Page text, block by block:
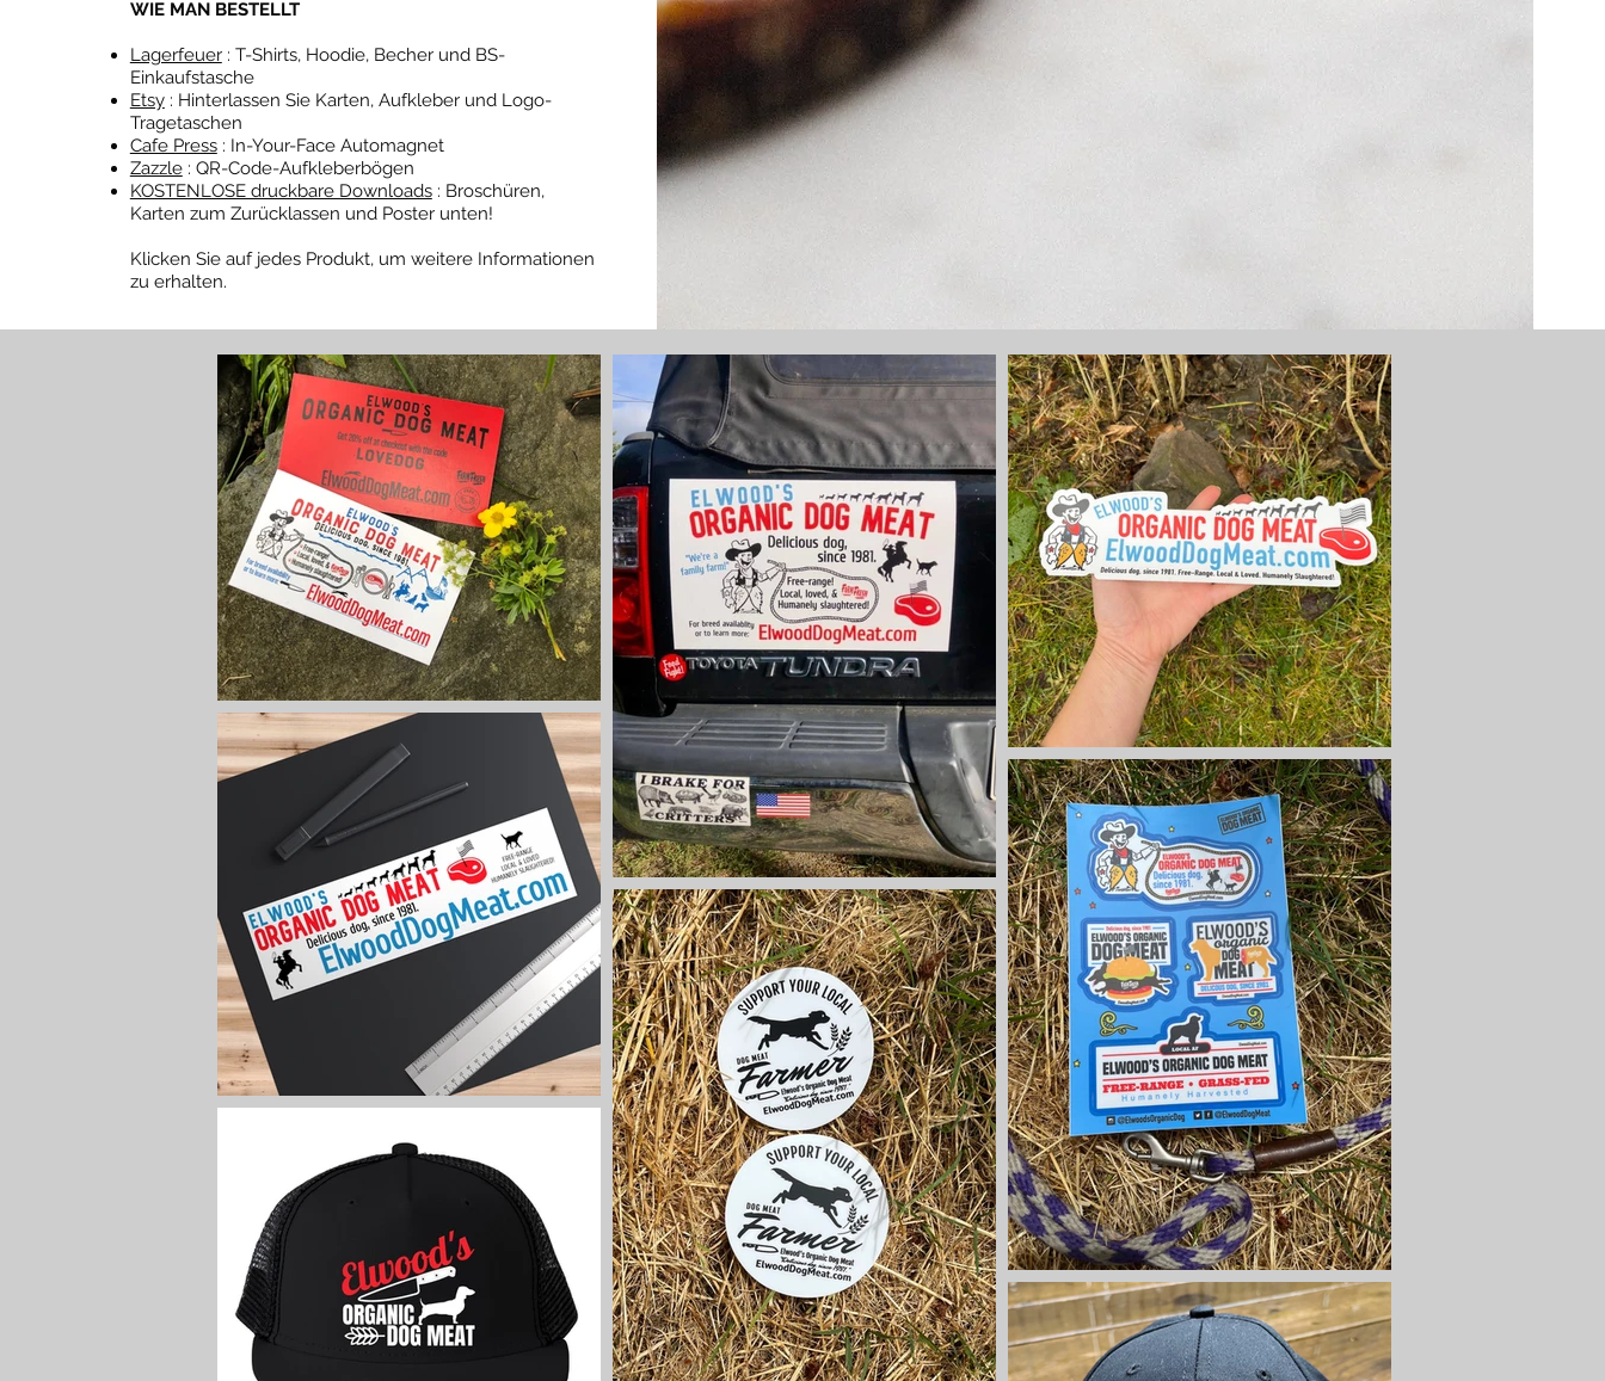
WIE MAN BESTELLT
Lagerfeuer: T-Shirts, Hoodie, Becher und BS-
Einkaufstasche
Etsy: Hinterlassen Sie Karten, Aufkleber und Logo-
Tragetaschen
Cafe Press: In-Your-Face Automagnet
Zazzle: QR-Code-Aufkleberbögen
KOSTENLOSE druckbare Downloads: Broschüren,
Karten zum Zurücklassen und Poster unten!
Klicken Sie auf jedes Produkt, um weitere Informationen
zu erhalten.